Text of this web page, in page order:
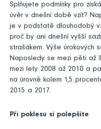
Splňujete podmínky pro
úvěr v dnešní době vzít?
je v podstatě dlouhodobý
proč by ani dnešní vyšší
strašákem. Výše úrokových
Naposledy se mezi pěti až
mezi lety 2008 až 2010 a
na úrovně kolem 1,5
2015 a 2017.
Při poklesu si polepšíte